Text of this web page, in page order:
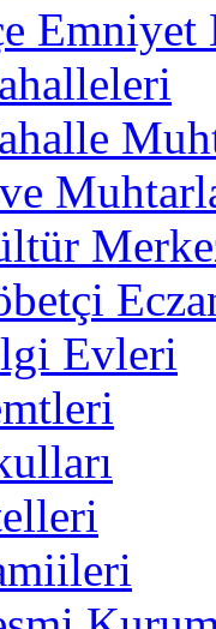
Evleri